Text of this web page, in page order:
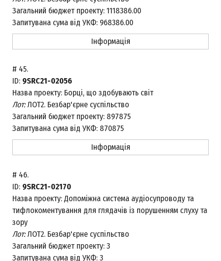
Загальний бюджет проекту: 1118386.00
Запитувана сума від УКФ: 968386.00
Інформація
# 45.
ID: 9SRC21-02056
Назва проекту: Борці, що здобувають світ
Лот:ЛОТ2. Безбар'єрне суспільство
Загальний бюджет проекту: 897875
Запитувана сума від УКФ: 870875
Інформація
# 46.
ID: 9SRC21-02170
Назва проекту: Допоміжна система аудіосупроводу та
тифлокоментування для глядачів із порушенням слуху та
зору
Лот:ЛОТ2. Безбар'єрне суспільство
Загальний бюджет проекту: 3
Запитувана сума від УКФ: 3